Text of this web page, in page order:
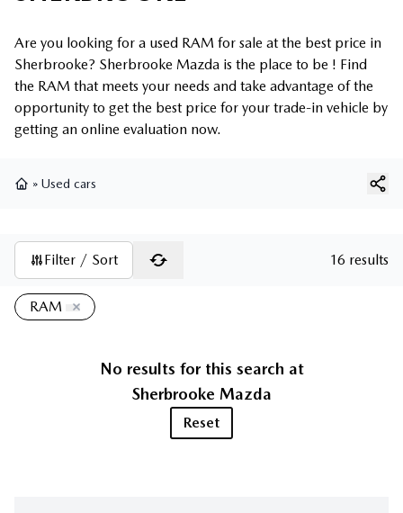
Are you looking for a used RAM for sale at the best price in
Sherbrooke? Sherbrooke Mazda is the place to be ! Find
the RAM that meets your needs and take advantage of the
opportunity to get the best price for your trade-in vehicle by
getting an online evaluation now.
» Used cars
Filter / Sort 16 results
RAM
No results for this search at
Sherbrooke Mazda
Reset